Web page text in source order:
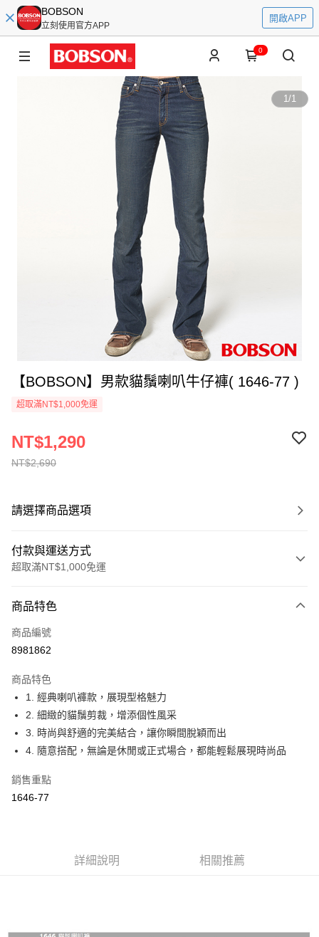
BOBSON
立刻使用官方APP
開啟APP
0
1/1
【BOBSON】男款貓鬚喇叭牛仔褲( 1646-77 )
超取滿NT$1,000免運
NT$2,690
NT$1,290
請選擇商品選項
付款與運送方式
超取滿NT$1,000免運
信用卡一次付款
Apple Pay
運送方式
付款後全家取貨
每筆NT$60，滿NT$1,000(含以上)免運費
商品特色
商品編號
8981862
商品特色
1. 經典喇叭褲款，展現型格魅力
2. 細緻的貓鬚剪裁，增添個性風采
3. 時尚與舒適的完美結合，讓你瞬間脫穎而出
4. 隨意搭配，無論是休閒或正式場合，都能輕鬆展現時尚品
銷售重點
1646-77
詳細說明 相關推薦